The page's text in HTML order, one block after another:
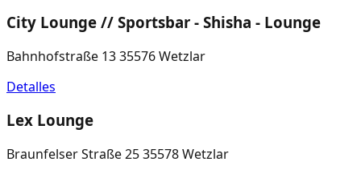
City Lounge // Sportsbar - Shisha - Lounge
Bahnhofstraße 13 35576 Wetzlar
Detalles
Lex Lounge
Braunfelser Straße 25 35578 Wetzlar